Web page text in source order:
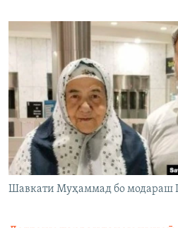
Шавкати Муҳаммад бо модараш